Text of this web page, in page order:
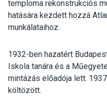
temploma rekonstrukciós
hatására kezdett hozzá
munkálataihoz.
1932-ben hazatért
Iskola tanára és a
mintázás előadója lett.
költözött.